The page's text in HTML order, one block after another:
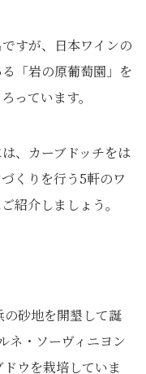
すが、日本ワインの
「岩の原葡萄園」を
っています。
、カーブドッチをは
くりを行う5軒のワ
紹介しましょう。
砂地を開墾して誕
ネ・ソーヴィニヨン
ウを栽培していま